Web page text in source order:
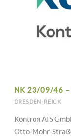
NK 23/09/46 –
DRESDEN-REICK
Kontron AIS
Otto-Mohr-